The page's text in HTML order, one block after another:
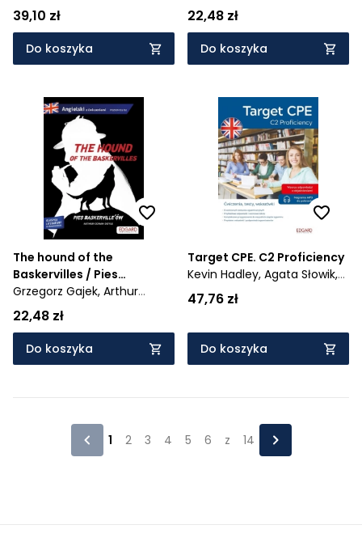
39,10 zł
Do koszyka
22,48 zł
Do koszyka
The hound of the
Baskervilles / Pies
Baskerville'ów. Adaptacja
klasyki z ćwiczeniami
Grzegorz Gajek, Arthur
Conan Doyle
22,48 zł
Do koszyka
Target CPE. C2 Proficiency
Kevin Hadley, Agata Słowik,
Jakub Krogulec
47,76 zł
Do koszyka
1 2 3 4 5 6 z 14